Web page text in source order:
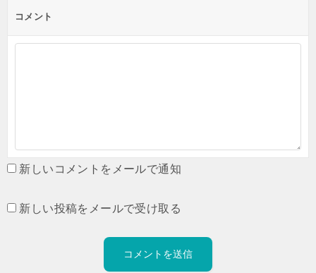
コメント
新しいコメントをメールで通知
新しい投稿をメールで受け取る